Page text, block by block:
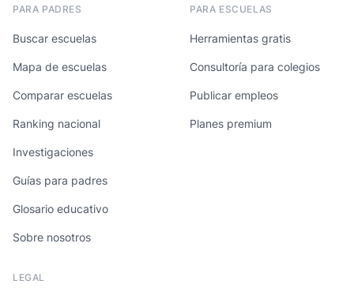
PARA PADRES
Buscar escuelas
Mapa de escuelas
Comparar escuelas
Ranking nacional
Investigaciones
Guías para padres
Glosario educativo
Sobre nosotros
PARA ESCUELAS
Herramientas gratis
Consultoría para colegios
Publicar empleos
Planes premium
LEGAL